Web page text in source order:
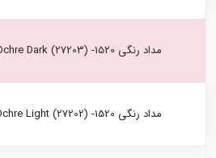
مداد رنگی Ochre Dark (27203) -1520 کرتاکالر
مداد رنگی Ochre Light (27202) -1520 کرتاکالر